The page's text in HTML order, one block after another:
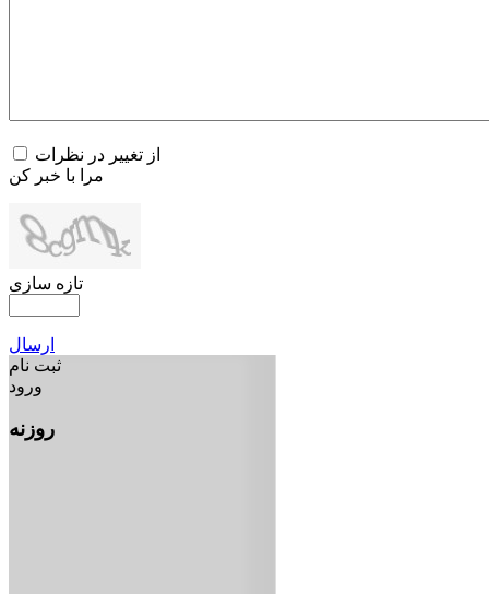
از تغییر در نظرات
مرا با خبر کن
تازه سازی
ارسال
ثبت نام
ورود
روزنه